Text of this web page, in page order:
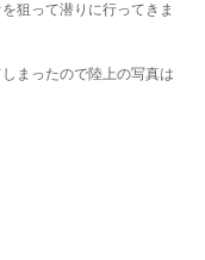
狙って潜りに行ってきま
まったので陸上の写真は